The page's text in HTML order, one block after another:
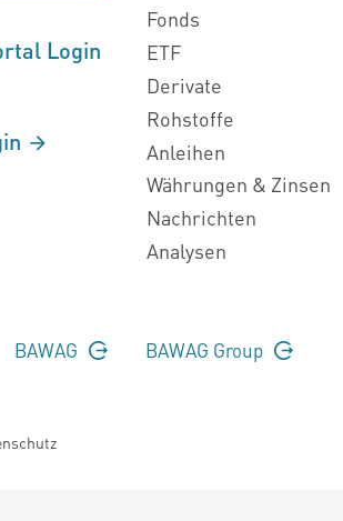
Login
Fonds
ETF
Derivate
Rohstoffe
Anleihen
Währungen & Zinsen
Nachrichten
Analysen
BAWAG BAWAG Group